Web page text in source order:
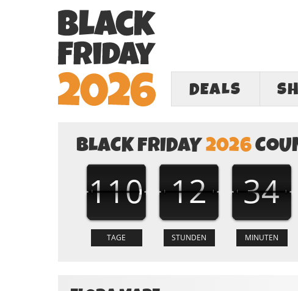
DEALS
BLACK FRIDAY2026
110 12 34